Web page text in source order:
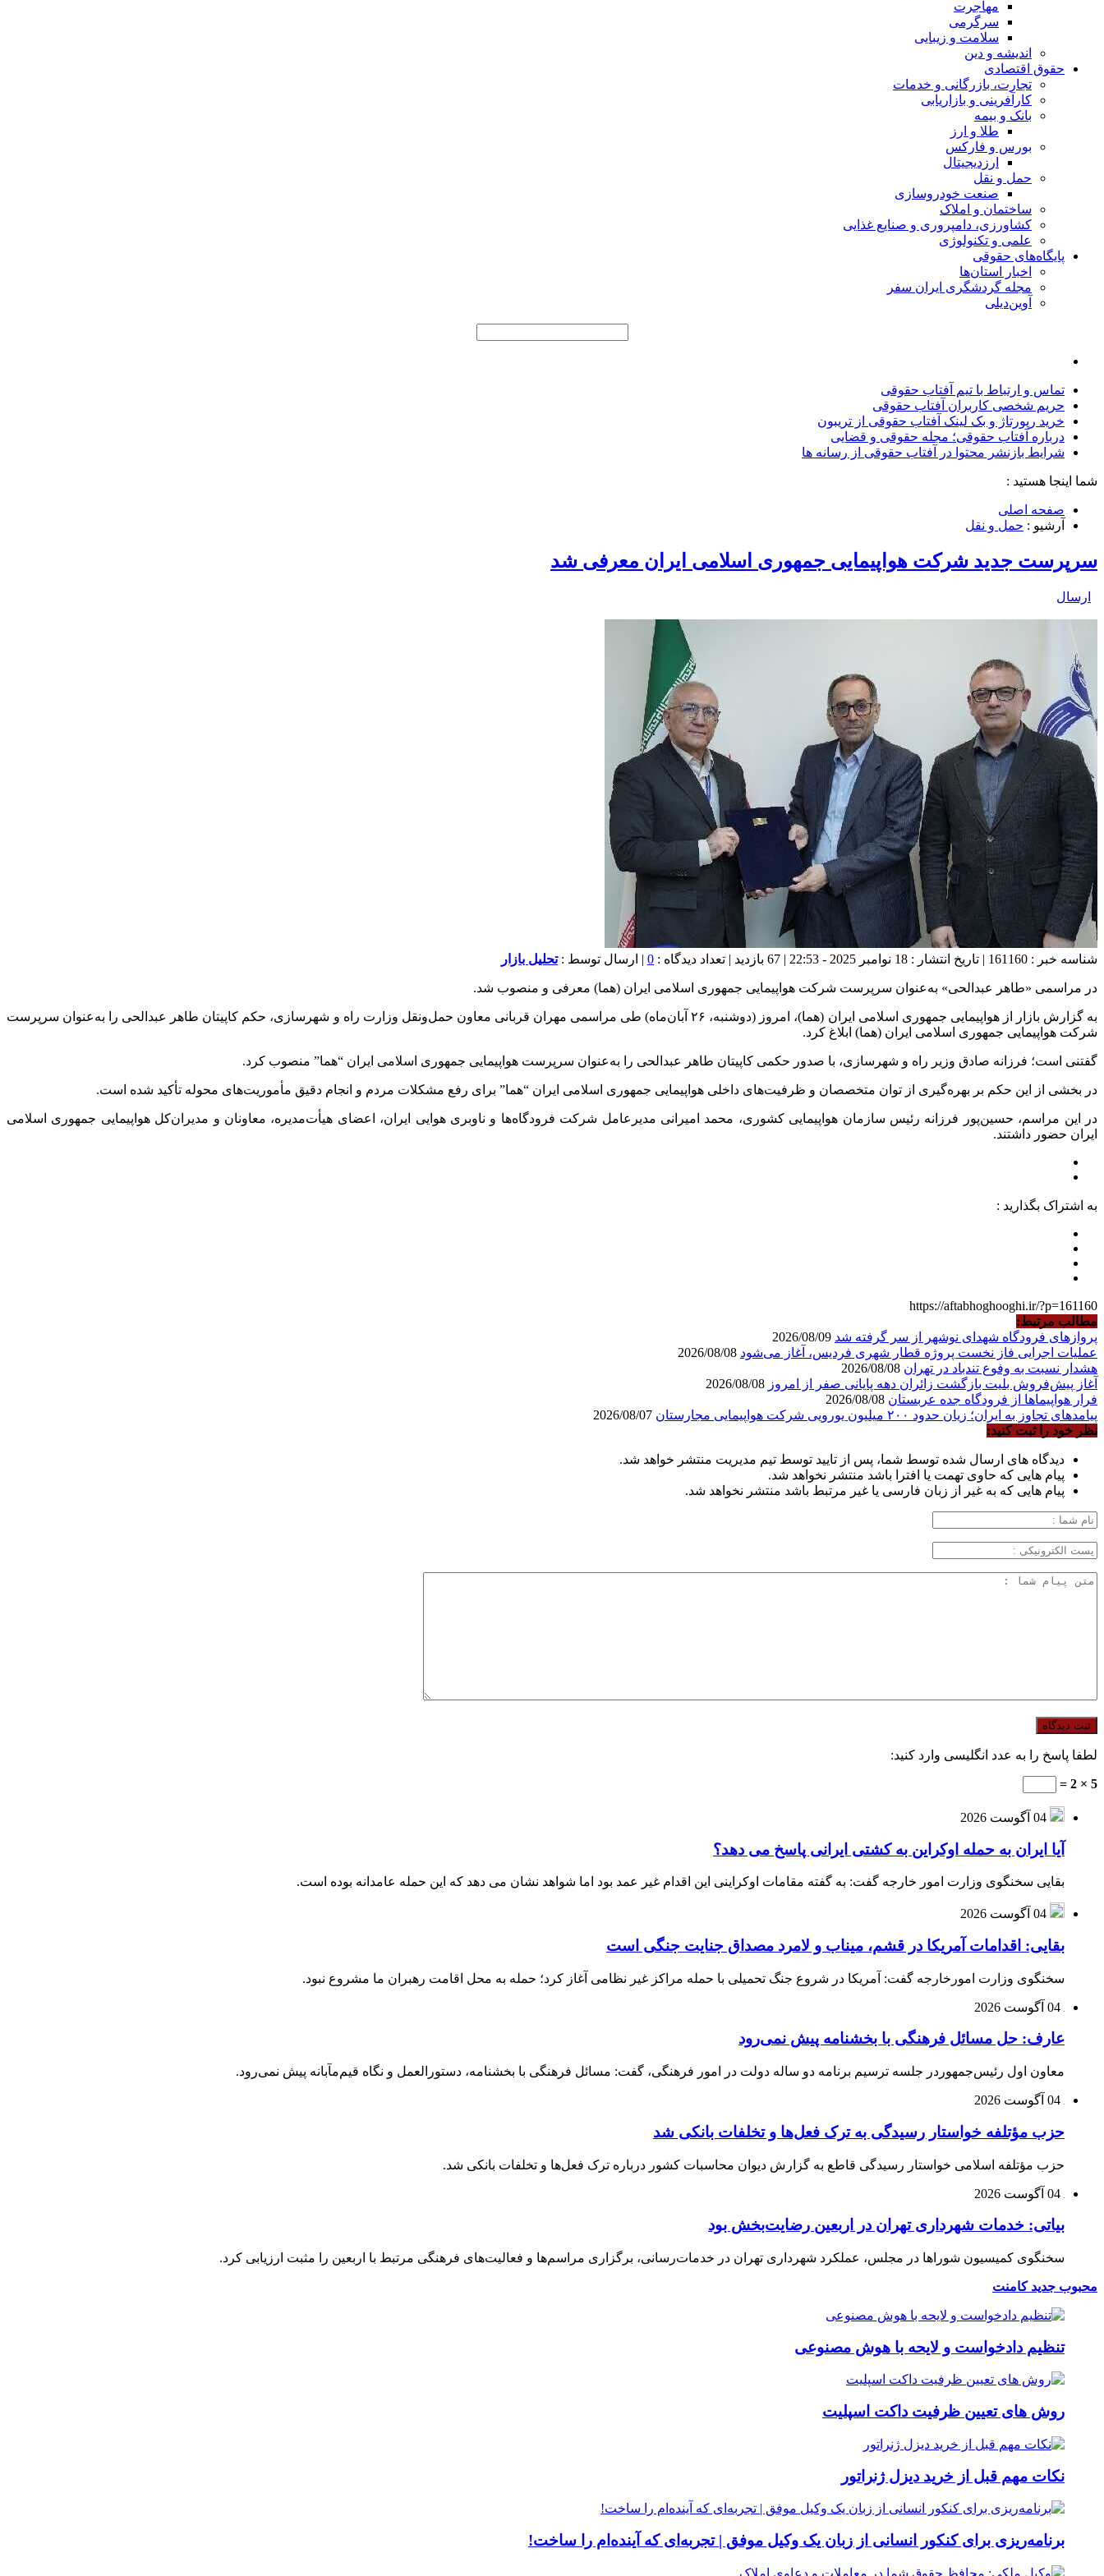
مهاجرت
سرگرمی
سلامت و زیبایی
اندیشه و دین
حقوق اقتصادی
تجارت، بازرگانی و خدمات
کارآفرینی و بازاریابی
بانک و بیمه
طلا و ارز
بورس و فارکس
ارزدیجیتال
حمل و نقل
صنعت خودروسازی
ساختمان و املاک
کشاورزی، دامپروری و صنایع غذایی
علمی و تکنولوژی
پایگاه‌های حقوقی
اخبار استان‌ها
مجله گردشگری ایران سفر
آوین‌دیلی
تماس و ارتباط با تیم آفتاب حقوقی
حریم شخصی کاربران آفتاب حقوقی
خرید رپورتاژ و بک لینک آفتاب حقوقی از تریبون
درباره آفتاب حقوقی؛ مجله حقوقی و قضایی
شرایط بازنشر محتوا در آفتاب حقوقی از رسانه ها
شما اینجا هستید :
صفحه اصلی
آرشیو : حمل و نقل
سرپرست جدید شرکت هواپیمایی جمهوری اسلامی ایران معرفی شد
ارسال
شناسه خبر : 161160 | تاریخ انتشار : 18 نوامبر 2025 - 22:53 | 67 بازدید | تعداد دیدگاه : 0 | ارسال توسط :تحلیل بازار
در مراسمی «طاهر عبدالحی» به‌عنوان سرپرست شرکت هواپیمایی جمهوری اسلامی ایران (هما) معرفی و منصوب شد.
به گزارش بازار از هواپیمایی جمهوری اسلامی ایران (هما)، امروز (دوشنبه، ۲۶ آبان‌ماه) طی مراسمی مهران قربانی معاون حمل‌ونقل وزارت راه و شهرسازی، حکم کاپیتان طاهر عبدالحی را به‌عنوان سرپرست
شرکت هواپیمایی جمهوری اسلامی ایران (هما) ابلاغ کرد.
گفتنی است؛ فرزانه صادق وزیر راه و شهرسازی، با صدور حکمی کاپیتان طاهر عبدالحی را به‌عنوان سرپرست هواپیمایی جمهوری اسلامی ایران “هما” منصوب کرد.
در بخشی از این حکم بر بهره‌گیری از توان متخصصان و ظرفیت‌های داخلی هواپیمایی جمهوری اسلامی ایران “هما” برای رفع مشکلات مردم و انجام دقیق مأموریت‌های محوله تأکید شده است.
در این مراسم، حسین‌پور فرزانه رئیس سازمان هواپیمایی کشوری، محمد امیرانی مدیرعامل شرکت فرودگاه‌ها و ناوبری هوایی ایران، اعضای هیأت‌مدیره، معاونان و مدیران‌کل هواپیمایی جمهوری اسلامی
ایران حضور داشتند.
به اشتراک بگذارید :
https://aftabhoghooghi.ir/?p=161160
مطالب مرتبط:
پروازهای فرودگاه شهدای نوشهر از سر گرفته شد
عملیات اجرایی فاز نخست پروژه قطار شهری فردیس، آغاز می‌شود
هشدار نسبت به وفوع تندباد در تهران
آغاز پیش‌فروش بلیت بازگشت زائران دهه پایانی صفر از امروز
فرار هواپیماها از فرودگاه جده عربستان
پیامدهای تجاوز به ایران؛ زیان حدود ۲۰۰ میلیون یورویی شرکت هواپیمایی مجارستان
نظر خود را ثبت کنید:
دیدگاه های ارسال شده توسط شما، پس از تایید توسط تیم مدیریت منتشر خواهد شد.
پیام هایی که حاوی تهمت یا افترا باشد منتشر نخواهد شد.
پیام هایی که به غیر از زبان فارسی یا غیر مرتبط باشد منتشر نخواهد شد.
لطفا پاسخ را به عدد انگلیسی وارد کنید:
5 × 2 =
04 آگوست 2026
آیا ایران به حمله اوکراین به کشتی ایرانی پاسخ می دهد؟
بقایی سخنگوی وزارت امور خارجه گفت: به گفته مقامات اوکراینی این اقدام غیر عمد بود اما شواهد نشان می دهد که این حمله عامدانه بوده است.
04 آگوست 2026
بقایی: اقدامات آمریکا در قشم، میناب و لامرد مصداق جنایت جنگی است
سخنگوی وزارت امورخارجه گفت: آمریکا در شروع جنگ تحمیلی با حمله مراکز غیر نظامی آغاز کرد؛ حمله به محل اقامت رهبران ما مشروع نبود.
04 آگوست 2026
عارف: حل مسائل فرهنگی با بخشنامه پیش نمی‌رود
معاون اول رئیس‌جمهوردر جلسه ترسیم برنامه دو ساله دولت در امور فرهنگی، گفت: مسائل فرهنگی با بخشنامه، دستورالعمل و نگاه قیم‌مآبانه پیش نمی‌رود.
04 آگوست 2026
حزب مؤتلفه خواستار رسیدگی به ترک فعل‌ها و تخلفات بانکی شد
حزب مؤتلفه اسلامی خواستار رسیدگی قاطع به گزارش دیوان محاسبات کشور درباره ترک فعل‌ها و تخلفات بانکی شد.
04 آگوست 2026
بیاتی: خدمات شهرداری تهران در اربعین رضایت‌بخش بود
سخنگوی کمیسیون شوراها در مجلس، عملکرد شهرداری تهران در خدمات‌رسانی، برگزاری مراسم‌ها و فعالیت‌های فرهنگی مرتبط با اربعین را مثبت ارزیابی کرد.
محبوب جدیدکامنت
تنظیم دادخواست و لایحه با هوش مصنوعی
روش های تعیین ظرفیت داکت اسپلیت
نکات مهم قبل از خرید دیزل ژنراتور
برنامه‌ریزی برای کنکور انسانی از زبان یک وکیل موفق | تجربه‌ای که آینده‌ام را ساخت!